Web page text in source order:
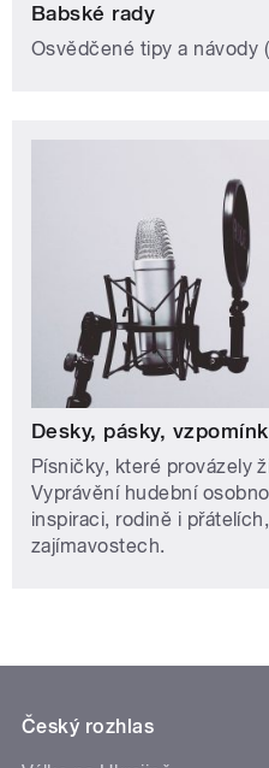
Babské rady
Osvědčené tipy a návody
Desky, pásky,
Písničky, které provázely
Vyprávění hudební
inspiraci, rodině i
zajímavostech.
Český rozhlas